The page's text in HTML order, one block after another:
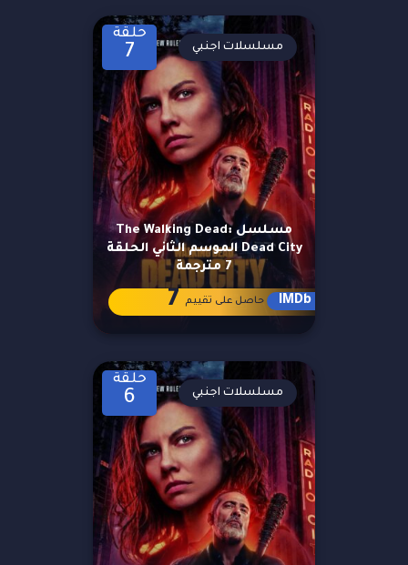
حلقة
7
مسلسل The Walking Dead:
Dead City الموسم الثاني الحلقة
7 مترجمة
مسلسلات اجنبي
IMDb حاصل على تقييم 7
حلقة
6 مسلسلات اجنبي